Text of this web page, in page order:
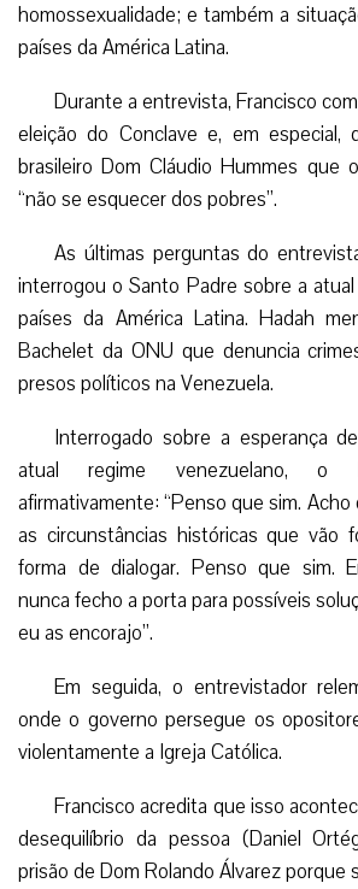
homossexualidade; e também a
países da América Latina.
Durante a entrevista, Francisco
eleição do Conclave e, em especial,
brasileiro Dom Cláudio Hummes que
“não se esquecer dos pobres”.
As últimas perguntas do
interrogou o Santo Padre sobre a
países da América Latina. Hadah
Bachelet da ONU que denuncia
presos políticos na Venezuela.
Interrogado sobre a esperança
atual regime venezuelano, o
afirmativamente: “Penso que sim.
as circunstâncias históricas que vão
forma de dialogar. Penso que sim.
nunca fecho a porta para possíveis
eu as encorajo”.
Em seguida, o entrevistador
onde o governo persegue os
violentamente a Igreja Católica.
Francisco acredita que isso
desequilíbrio da pessoa (Daniel
prisão de Dom Rolando Álvarez porque